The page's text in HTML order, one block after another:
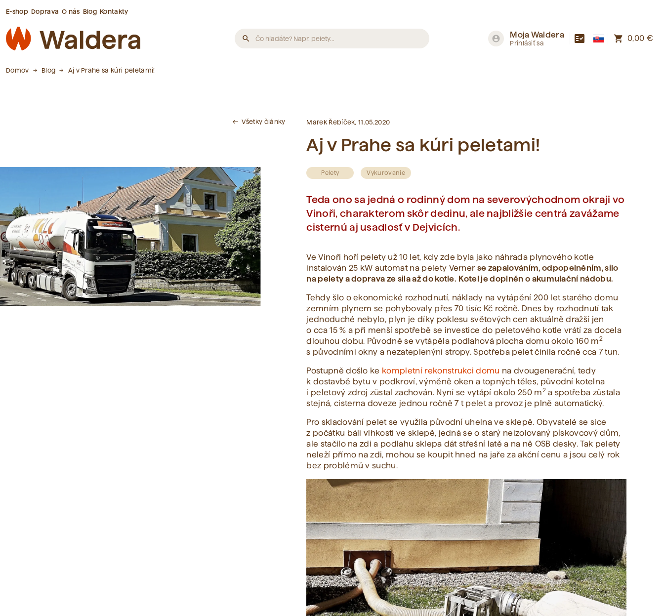
E-shop Doprava O nás Blog Kontakty
search
Slovník pojmov
Neboli nájdené žiadne pojmy.
account_circle Moja Waldera
Prihlásiť sa fact_check shopping_cart 0,00 €
Domov Blog Aj v Prahe sa kúri peletami!
west Všetky články Marek Řebíček, 11.05.2020
Aj v Prahe sa kúri peletami!
Pelety Vykurovanie
Teda ono sa jedná o rodinný dom na severovýchodnom okraji vo
Vinoři, charakterom skôr dedinu, ale najbližšie centrá zavážame
cisternú aj usadlosť v Dejvicích.
Ve Vinoři hoří pelety už 10 let, kdy zde byla jako náhrada plynového kotle
instalován 25 kW automat na pelety Verner se zapalováním, odpopelněním, silo
na pelety a doprava ze sila až do kotle. Kotel je doplněn o akumulační nádobu.
Tehdy šlo o ekonomické rozhodnutí, náklady na vytápění 200 let starého domu
zemním plynem se pohybovaly přes 70 tisíc Kč ročně. Dnes by rozhodnutí tak
jednoduché nebylo, plyn je díky poklesu světových cen aktuálně dražší jen
o cca 15 % a při menší spotřebě se investice do peletového kotle vrátí za docela
dlouhou dobu. Původně se vytápěla podlahová plocha domu okolo 160 m2
s původními okny a nezateplenýni stropy. Spotřeba pelet činila ročně cca 7 tun.
Postupně došlo ke kompletní rekonstrukci domu na dvougenerační, tedy
k dostavbě bytu v podkroví, výměně oken a topných těles, původní kotelna
i peletový zdroj zůstal zachován. Nyní se vytápí okolo 250 m2a spotřeba zůstala
stejná, cisterna doveze jednou ročně 7 t pelet a provoz je plně automatický.
Pro skladování pelet se využila původní uhelna ve sklepě. Obyvatelé se sice
z počátku báli vlhkosti ve sklepě, jedná se o starý neizolovaný pískovcový dům,
ale stačilo na zdi a podlahu sklepa dát střešní latě a na ně OSB desky. Tak pelety
neleží přímo na zdi, mohou se koupit hned na jaře za akční cenu a jsou celý rok
bez problémů v suchu.